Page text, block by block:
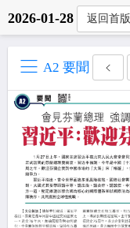
2026-01-28 返回首版
A2 要聞